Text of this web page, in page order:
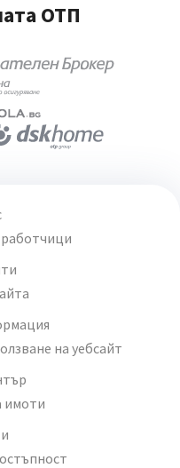
ОТП
на уебсайт
имоти